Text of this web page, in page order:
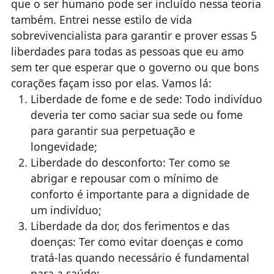
que o ser humano pode ser incluído nessa teoria
também. Entrei nesse estilo de vida
sobrevivencialista para garantir e prover essas 5
liberdades para todas as pessoas que eu amo
sem ter que esperar que o governo ou que bons
corações façam isso por elas. Vamos lá:
Liberdade de fome e de sede: Todo indivíduo
deveria ter como saciar sua sede ou fome
para garantir sua perpetuação e
longevidade;
Liberdade do desconforto: Ter como se
abrigar e repousar com o mínimo de
conforto é importante para a dignidade de
um indivíduo;
Liberdade da dor, dos ferimentos e das
doenças: Ter como evitar doenças e como
tratá-las quando necessário é fundamental